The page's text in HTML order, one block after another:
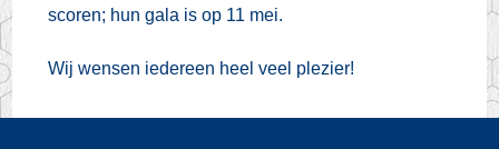
scoren; hun gala is op 11 mei.
Wij wensen iedereen heel veel plezier!